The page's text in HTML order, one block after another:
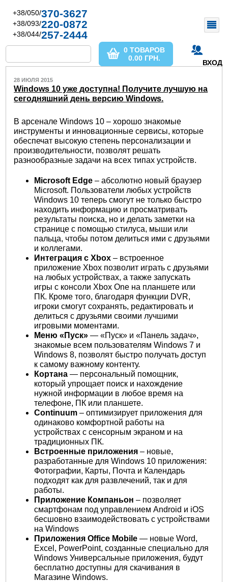
+38/050/370-3627
+38/093/220-0872
+38/044/257-2444
ВХОД
0 ТОВАРОВ
0.00 ГРН.
28 ИЮЛЯ 2015
Windows 10 уже доступна! Получите лучшую на
сегодняшний день версию Windows.
В арсенале Windows 10 – хорошо знакомые
инструменты и инновационные сервисы, которые
обеспечат высокую степень персонализации и
производительности, позволят решать
разнообразные задачи на всех типах устройств.
Microsoft Edge – абсолютно новый браузер
Microsoft. Пользователи любых устройств
Windows 10 теперь смогут не только быстро
находить информацию и просматривать
результаты поиска, но и делать заметки на
странице с помощью стилуса, мыши или
пальца, чтобы потом делиться ими с друзьями
и коллегами.
Интеграция с Xbox – встроенное
приложение Xbox позволит играть с друзьями
на любых устройствах, а также запускать
игры с консоли Xbox One на планшете или
ПК. Кроме того, благодаря функции DVR,
игроки смогут сохранять, редактировать и
делиться с друзьями своими лучшими
игровыми моментами.
Меню «Пуск» — «Пуск» и «Панель задач»,
знакомые всем пользователям Windows 7 и
Windows 8, позволят быстро получать доступ
к самому важному контенту.
Кортана — персональный помощник,
который упрощает поиск и нахождение
нужной информации в любое время на
телефоне, ПК или планшете.
Continuum – оптимизирует приложения для
одинаково комфортной работы на
устройствах с сенсорным экраном и на
традиционных ПК.
Встроенные приложения – новые,
разработанные для Windows 10 приложения:
Фотографии, Карты, Почта и Календарь
подходят как для развлечений, так и для
работы.
Приложение Компаньон – позволяет
смартфонам под управлением Android и iOS
бесшовно взаимодействовать с устройствами
на Windows
ПриложенияOffice Mobile — новые Word,
Excel, PowerPoint, созданные специально для
Windows Универсальные приложения, будут
бесплатно доступны для скачивания в
Магазине Windows.